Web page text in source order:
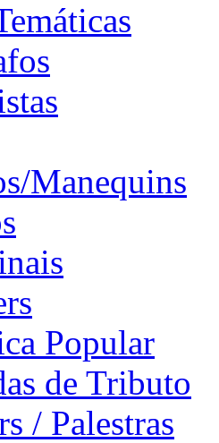
Manequins
Popular
de Tributo
/ Palestras